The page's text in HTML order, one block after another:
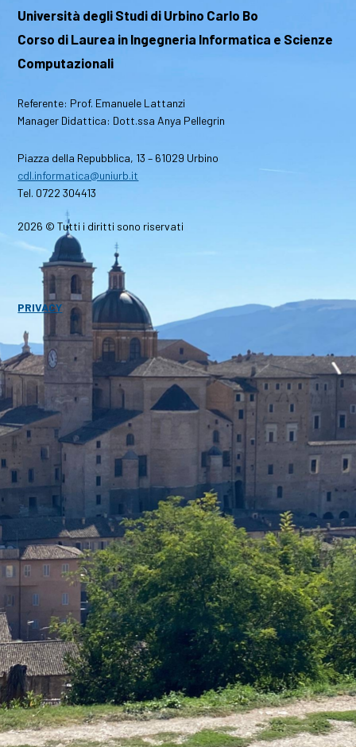
Università degli Studi di Urbino Carlo Bo
Corso di Laurea in Ingegneria Informatica e Scienze
Computazionali
Referente: Prof. Emanuele Lattanzi
Manager Didattica: Dott.ssa Anya Pellegrin
Piazza della Repubblica, 13 – 61029 Urbino
cdl.informatica@uniurb.it
Tel. 0722 304413
2026 © Tutti i diritti sono riservati
PRIVACY